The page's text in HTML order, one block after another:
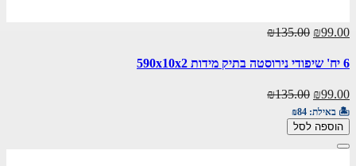
₪99.00
₪135.00
6 יח' שיפודי נירוסטה בתיק מידות 590х10х2
₪99.00
₪135.00
🏝️ באילת: ₪84
הוספה לסל